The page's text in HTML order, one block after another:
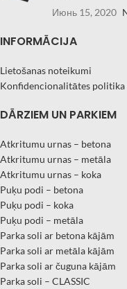
Июнь 15, 2020
INFORMĀCIJA
Lietošanas noteikumi
Konfidencionalitātes politika
DĀRZIEM UN PARKIEM
Atkritumu urnas – betona
Atkritumu urnas – metāla
Atkritumu urnas – koka
Puķu podi – betona
Puķu podi – koka
Puķu podi – metāla
Parka soli ar betona kājām
Parka soli ar metāla kājām
Parka soli ar čuguna kājām
Parka soli – CLASSIC